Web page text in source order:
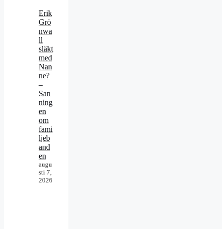
Erik
Grö
nwa
ll
släkt
med
Nan
ne?
–
San
ning
en
om
fami
ljeb
and
en
augu
sti 7,
2026